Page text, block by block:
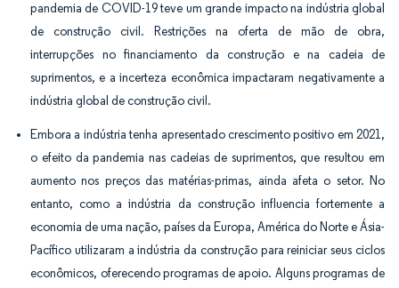
pandemia de COVID-19 teve um grande impacto na indústria global
de construção civil. Restrições na oferta de mão de obra,
interrupções no financiamento da construção e na cadeia de
suprimentos, e a incerteza econômica impactaram negativamente a
indústria global de construção civil.
Embora a indústria tenha apresentado crescimento positivo em 2021,
o efeito da pandemia nas cadeias de suprimentos, que resultou em
aumento nos preços das matérias-primas, ainda afeta o setor. No
entanto, como a indústria da construção influencia fortemente a
economia de uma nação, países da Europa, América do Norte e Ásia-
Pacífico utilizaram a indústria da construção para reiniciar seus ciclos
econômicos, oferecendo programas de apoio. Alguns programas de